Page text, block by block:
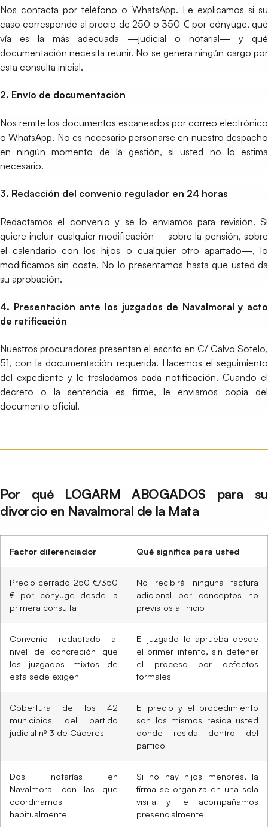
Nos contacta por teléfono o WhatsApp. Le explicamos si su
caso corresponde al precio de 250 o 350 € por cónyuge, qué
vía es la más adecuada —judicial o notarial— y qué
documentación necesita reunir. No se genera ningún cargo por
esta consulta inicial.
2. Envío de documentación
Nos remite los documentos escaneados por correo electrónico
o WhatsApp. No es necesario personarse en nuestro despacho
en ningún momento de la gestión, si usted no lo estima
necesario.
3. Redacción del convenio regulador en 24 horas
Redactamos el convenio y se lo enviamos para revisión. Si
quiere incluir cualquier modificación —sobre la pensión, sobre
el calendario con los hijos o cualquier otro apartado—, lo
modificamos sin coste. No lo presentamos hasta que usted da
su aprobación.
4. Presentación ante los juzgados de Navalmoral y acto
de ratificación
Nuestros procuradores presentan el escrito en C/ Calvo Sotelo,
51, con la documentación requerida. Hacemos el seguimiento
del expediente y le trasladamos cada notificación. Cuando el
decreto o la sentencia es firme, le enviamos copia del
documento oficial.
Por qué LOGARM ABOGADOS para su
divorcio en Navalmoral de la Mata
Factor diferenciador Qué significa para usted
Precio cerrado 250 €/350
€ por cónyuge desde la
primera consulta
No recibirá ninguna factura
adicional por conceptos no
previstos al inicio
Convenio redactado al
nivel de concreción que
los juzgados mixtos de
esta sede exigen
El juzgado lo aprueba desde
el primer intento, sin detener
el proceso por defectos
formales
Cobertura de los 42
municipios del partido
judicial nº 3 de Cáceres
El precio y el procedimiento
son los mismos resida usted
donde resida dentro del
partido
Dos notarías en
Navalmoral con las que
coordinamos
habitualmente
Si no hay hijos menores, la
firma se organiza en una sola
visita y le acompañamos
presencialmente